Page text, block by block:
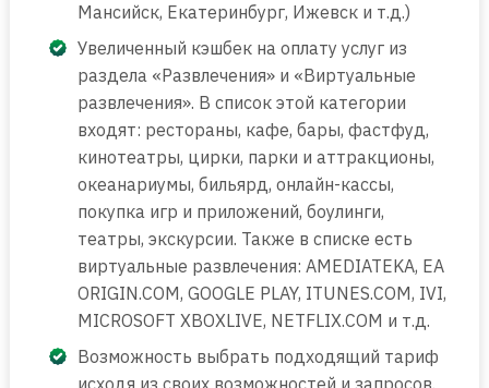
Мансийск, Екатеринбург, Ижевск и т.д.)
Увеличенный кэшбек на оплату услуг из
раздела «Развлечения» и «Виртуальные
развлечения». В список этой категории
входят: рестораны, кафе, бары, фастфуд,
кинотеатры, цирки, парки и аттракционы,
океанариумы, бильярд, онлайн-кассы,
покупка игр и приложений, боулинги,
театры, экскурсии. Также в списке есть
виртуальные развлечения: AMEDIATEKA, EA
ORIGIN.COM, GOOGLE PLAY, ITUNES.COM, IVI,
MICROSOFT XBOXLIVE, NETFLIX.COM и т.д.
Возможность выбрать подходящий тариф
исходя из своих возможностей и запросов.